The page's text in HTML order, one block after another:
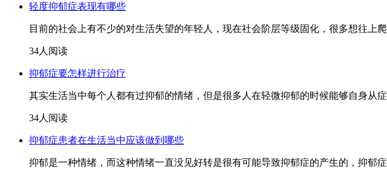
轻度抑郁症表现有哪些
目前的社会上有不少的对生活失望的年轻人，现在社会阶层等级固化，很多想往上
34人阅读
抑郁症要怎样进行治疗
其实生活当中每个人都有过抑郁的情绪，但是很多人在轻微抑郁的时候能够自身从
34人阅读
抑郁症患者在生活当中应该做到哪些
抑郁是一种情绪，而这种情绪一直没见好转是很有可能导致抑郁症的产生的，抑郁